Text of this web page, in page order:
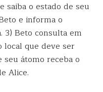
saiba o estado de seu
e informa o
3) Beto consulta em
local que deve ser
átomo receba o
Alice.